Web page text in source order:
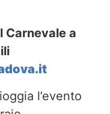
Carnevale a
l’evento